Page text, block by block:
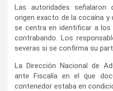
Las autoridades
origen exacto de la cocaína y
se centra en identificar a
contrabando. Los
severas si se confirma su
La Dirección Nacional de
ante Fiscalía en el que
contenedor estaba en